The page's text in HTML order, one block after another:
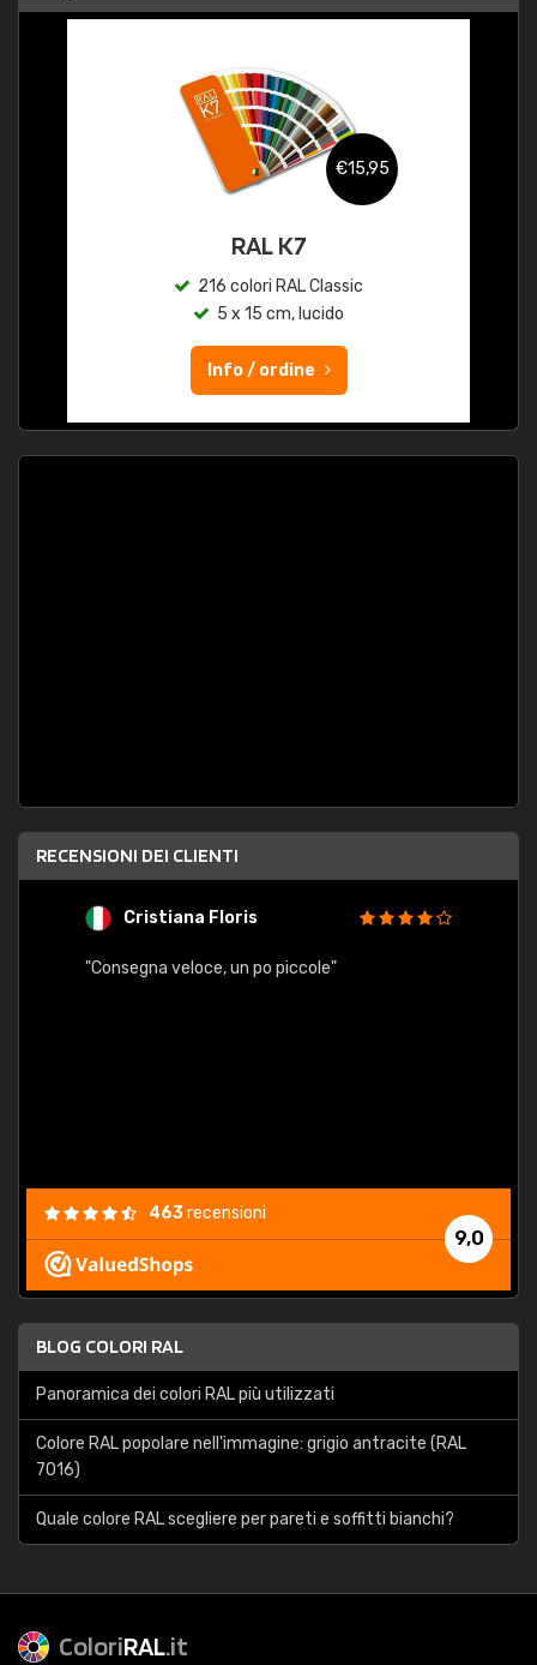
€15,95
RAL K7
216 colori RAL Classic
5 x 15 cm, lucido
Info / ordine
RECENSIONI DEI CLIENTI
Cristiana Floris
"Consegna veloce, un po piccole"
9,0
463recensioni
BLOG COLORI RAL
Panoramica dei colori RAL più utilizzati
Colore RAL popolare nell'immagine: grigio antracite (RAL
7016)
Quale colore RAL scegliere per pareti e soffitti bianchi?
ColoriRAL.it